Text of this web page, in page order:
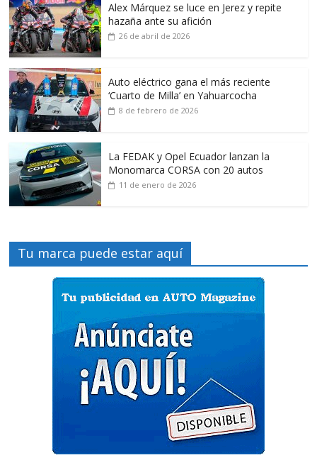
Alex Márquez se luce en Jerez y repite
hazaña ante su afición
26 de abril de 2026
Auto eléctrico gana el más reciente
‘Cuarto de Milla’ en Yahuarcocha
8 de febrero de 2026
La FEDAK y Opel Ecuador lanzan la
Monomarca CORSA con 20 autos
11 de enero de 2026
Tu marca puede estar aquí